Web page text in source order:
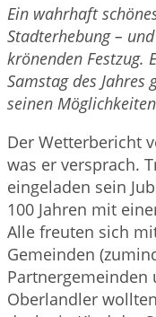
Ein wahrhaft
Stadterhebung –
krönenden Festzug.
Samstag des
seinen
Der Wetterbericht
was er versprach.
eingeladen sein
100 Jahren mit
Alle freuten sich
Gemeinden
Partnergemeinden
Oberlandler